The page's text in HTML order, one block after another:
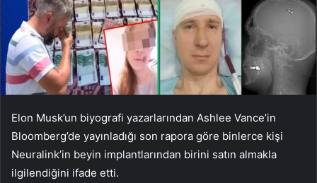
Elon Musk’un biyografi yazarlarından Ashlee Vance’in
Bloomberg’de yayınladığı son rapora göre binlerce kişi
Neuralink’in beyin implantlarından birini satın almakla
ilgilendiğini ifade etti.